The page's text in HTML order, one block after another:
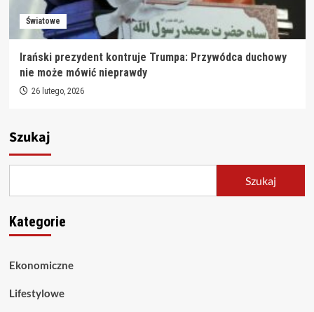
Światowe
Irański prezydent kontruje Trumpa: Przywódca duchowy
nie może mówić nieprawdy
26 lutego, 2026
Szukaj
Szukaj
Kategorie
Ekonomiczne
Lifestylowe